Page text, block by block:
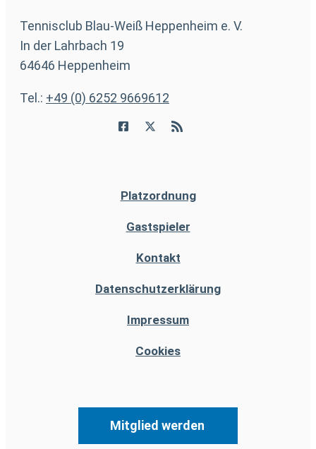
Tennisclub Blau-Weiß Heppenheim e. V.
In der Lahrbach 19
64646 Heppenheim
Tel.: +49 (0) 6252 9669612
Platzordnung
Gastspieler
Kontakt
Datenschutzerklärung
Impressum
Cookies
Mitglied werden